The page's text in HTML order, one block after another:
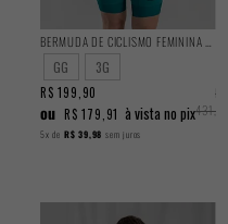
GG 3G
R$
431,90
R$ 199,90
ou R$ 179,91 à vista no pix
5x de R$ 39,98 sem juros